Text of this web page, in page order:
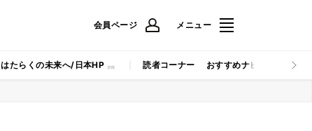
会員ページ メニュー
はたらくの未来へ/日本HP 読者コーナー おすすめナビ マイナビ